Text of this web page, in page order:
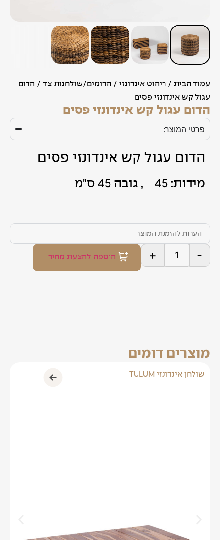
עמוד הבית / ריהוט אינדונזי / הדומים/שולחנות צד / הדום
עגול קש אינדונזי פסים
הדום עגול קש אינדונזי פסים
פרטי המוצר:
הדום עגול קש אינדונזי פסים
מידות: 45 Ø, גובה 45 ס"מ
-
+ הוספה להצעת מחיר
מוצרים דומים
שולחן אינדונזי TULUM